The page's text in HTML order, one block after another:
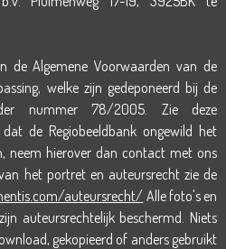
de Algemene Voorwaarden van de
welke zijn gedeponeerd bij de
nummer 78/2005. Zie deze
de Regiobeeldbank ongewild het
neem hierover dan contact met ons
het portret en auteursrecht zie de
auteursrecht/ Alle foto's en
auteursrechtelijk beschermd. Niets
gekopieerd of anders gebruikt